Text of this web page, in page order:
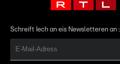
Schreift Iech an eis Newsletteren an :